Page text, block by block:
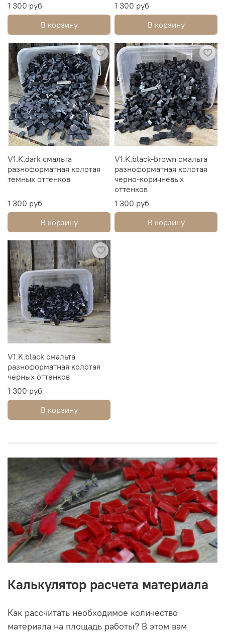
1 300 руб
В корзину
1 300 руб
В корзину
V1.K.dark смальта
разноформатная колотая
темных оттенков
1 300 руб
В корзину
V1.K.black-brown смальта
разноформатная колотая
черно-коричневых
оттенков
1 300 руб
В корзину
V1.K.black смальта
разноформатная колотая
черных оттенков
1 300 руб
В корзину
Калькулятор расчета материала
Как рассчитать необходимое количество
материала на площадь работы? В этом вам